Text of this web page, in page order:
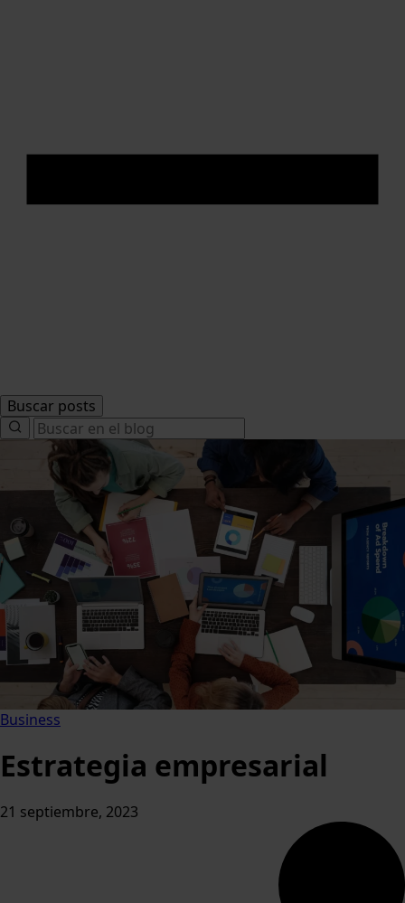
Buscar posts
Search
for:
Business
Estrategia empresarial
21 septiembre, 2023